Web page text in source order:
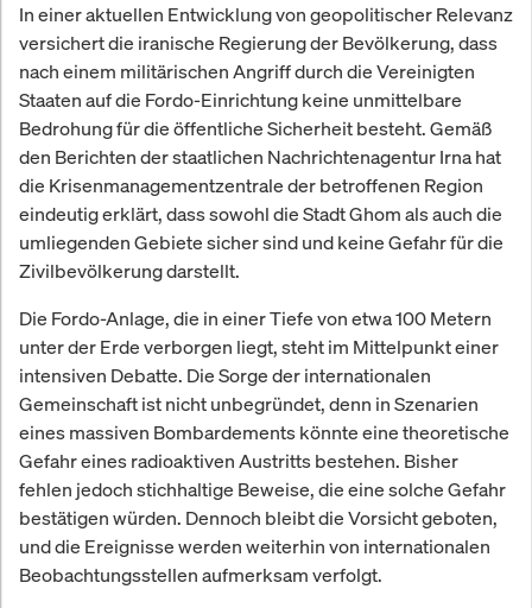
In einer aktuellen Entwicklung von geopolitischer Relevanz
versichert die iranische Regierung der Bevölkerung, dass
nach einem militärischen Angriff durch die Vereinigten
Staaten auf die Fordo-Einrichtung keine unmittelbare
Bedrohung für die öffentliche Sicherheit besteht. Gemäß
den Berichten der staatlichen Nachrichtenagentur Irna hat
die Krisenmanagementzentrale der betroffenen Region
eindeutig erklärt, dass sowohl die Stadt Ghom als auch die
umliegenden Gebiete sicher sind und keine Gefahr für die
Zivilbevölkerung darstellt.
Die Fordo-Anlage, die in einer Tiefe von etwa 100 Metern
unter der Erde verborgen liegt, steht im Mittelpunkt einer
intensiven Debatte. Die Sorge der internationalen
Gemeinschaft ist nicht unbegründet, denn in Szenarien
eines massiven Bombardements könnte eine theoretische
Gefahr eines radioaktiven Austritts bestehen. Bisher
fehlen jedoch stichhaltige Beweise, die eine solche Gefahr
bestätigen würden. Dennoch bleibt die Vorsicht geboten,
und die Ereignisse werden weiterhin von internationalen
Beobachtungsstellen aufmerksam verfolgt.